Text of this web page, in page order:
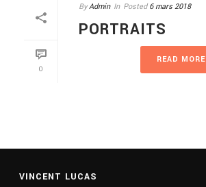
0
By Admin In Posted 6 mars 2018
PORTRAITS
READ MORE
VINCENT LUCAS